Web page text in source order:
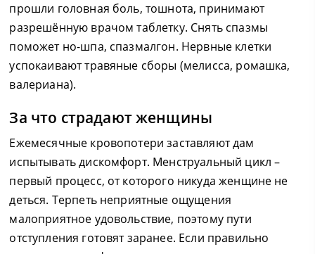
прошли головная боль, тошнота, принимают
разрешённую врачом таблетку. Снять спазмы
поможет но-шпа, спазмалгон. Нервные клетки
успокаивают травяные сборы (мелисса, ромашка,
валериана).
За что страдают женщины
Ежемесячные кровопотери заставляют дам
испытывать дискомфорт. Менструальный цикл –
первый процесс, от которого никуда женщине не
деться. Терпеть неприятные ощущения
малоприятное удовольствие, поэтому пути
отступления готовят заранее. Если правильно